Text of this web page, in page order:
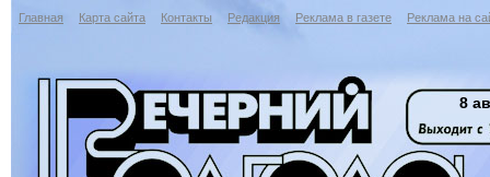
Главная Карта сайта Контакты Редакция Реклама в газете Реклама на
8